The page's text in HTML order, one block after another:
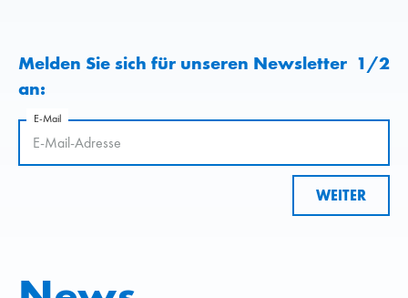
Melden Sie sich für unseren Newsletter
an:
1/2
E-Mail
WEITER